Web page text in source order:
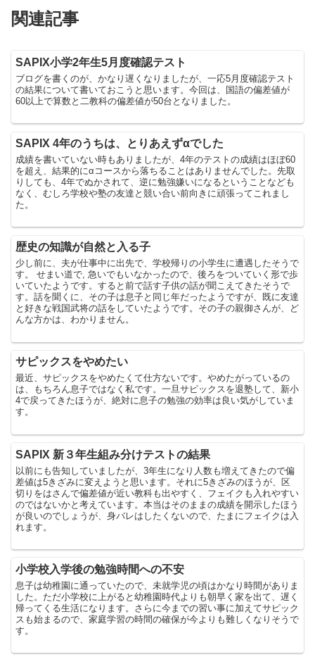
関連記事
SAPIX小学2年生5月度確認テスト
ブログを書くのが、かなり遅くなりましたが、一応5月度確認テスト
の結果について書いておこうと思います。今回は、国語の偏差値が
60以上で算数と二教科の偏差値が50台となりました。
SAPIX 4年のうちは、とりあえずαでした
成績を書いていない時もありましたが、4年のテストの成績はほぼ60
を超え、結果的にαコースから落ちることはありませんでした。先取
りしても、4年でぬかされて、逆に勉強嫌いになるということなども
なく、むしろ学校や塾の友達と競い合い前向きに頑張ってこれまし
た。
歴史の知識が自然と入る子
少し前に、夫が仕事中に出先で、学校帰りの小学生に遭遇したそうで
す。 せまい道で, 急いでもいなかったので、後ろをついていく形で歩
いていたようです。すると前で話す子供の話が聞こえてきたそうで
す。話を聞くに、その子は息子と同じ年だったようですが、既に友達
と好きな戦国武将の話をしていたようです。その子の親御さんが、ど
んな方かは、わかりません。
サピックスをやめたい
最近、サピックスをやめたくて仕方ないです。やめたがっているの
は、もちろん息子ではなく私です。一旦サピックスを退塾して、新小
4で戻ってきたほうが、絶対に息子の勉強の効率は良い気がしていま
す。
SAPIX 新３年生組み分けテストの結果
以前にも告知していましたが、3年生になり人数も増えてきたので偏
差値は5きざみに変えようと思います。それに5きざみのほうが、区
切りをはさんで偏差値が近い教科も出やすく、フェイクも入れやすい
のではないかと考えています。本当はそのままの成績を開示したほう
が良いのでしょうが、身バレはしたくないので、たまにフェイクは入
れます。
小学校入学後の勉強時間への不安
息子は幼稚園に通っていたので、未就学児の頃はかなり時間がありま
した。ただ小学校に上がると幼稚園時代よりも朝早く家を出て、遅く
帰ってくる生活になります。さらに今までの習い事に加えてサピック
スも始まるので、家庭学習の時間の確保が今よりも難しくなりそうで
す。